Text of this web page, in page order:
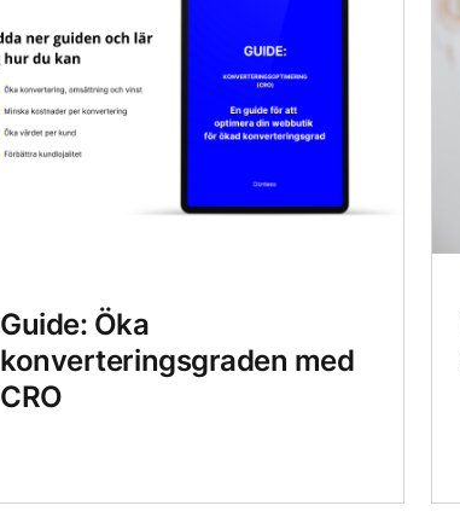
Guide: Öka
konverteringsgraden med
CRO